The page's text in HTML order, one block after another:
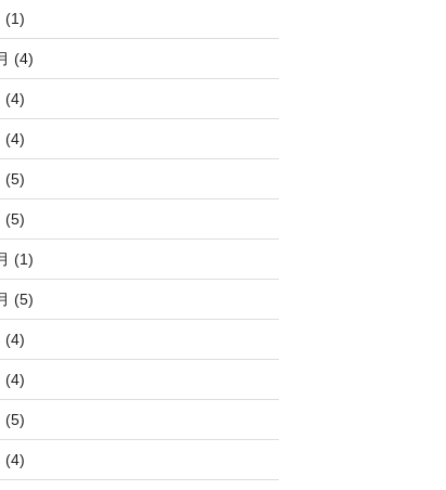
(1)
(4)
(4)
(4)
(5)
(5)
(1)
(5)
(4)
(4)
(5)
(4)